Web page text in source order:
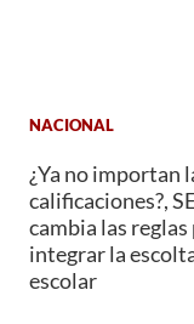
NACIONAL
¿Ya no importan
calificaciones?,
cambia las reglas
integrar la
escolar